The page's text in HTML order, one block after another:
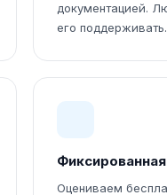
документацией.
его поддерживать.
Оцениваем